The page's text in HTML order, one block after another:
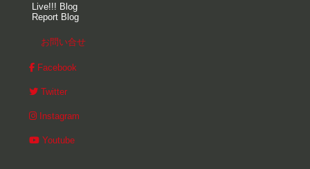
Live!!! Blog
Report Blog
お問い合せ
Facebook
Twitter
Instagram
Youtube